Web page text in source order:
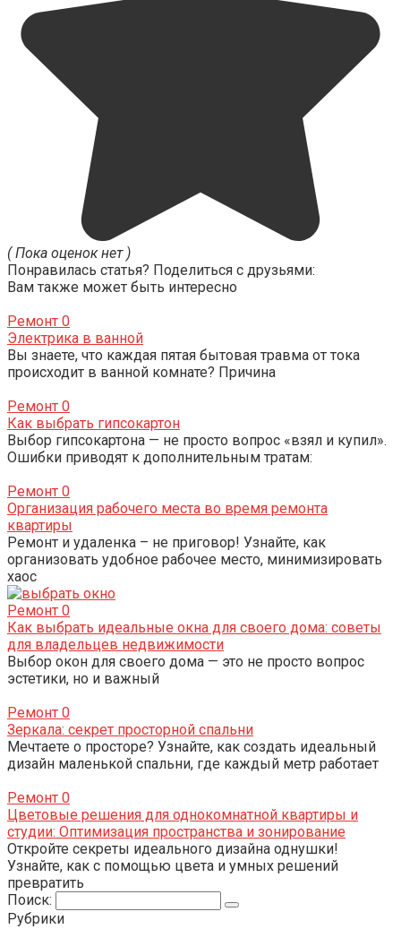
( Пока оценок нет )
Понравилась статья? Поделиться с друзьями:
Вам также может быть интересно
Ремонт 0
Электрика в ванной
Вы знаете, что каждая пятая бытовая травма от тока
происходит в ванной комнате? Причина
Ремонт 0
Как выбрать гипсокартон
Выбор гипсокартона — не просто вопрос «взял и купил».
Ошибки приводят к дополнительным тратам:
Ремонт 0
Организация рабочего места во время ремонта
квартиры
Ремонт и удаленка – не приговор! Узнайте, как
организовать удобное рабочее место, минимизировать
хаос
Ремонт 0
Как выбрать идеальные окна для своего дома: советы
для владельцев недвижимости
Выбор окон для своего дома — это не просто вопрос
эстетики, но и важный
Ремонт 0
Зеркала: секрет просторной спальни
Мечтаете о просторе? Узнайте, как создать идеальный
дизайн маленькой спальни, где каждый метр работает
Ремонт 0
Цветовые решения для однокомнатной квартиры и
студии: Оптимизация пространства и зонирование
Откройте секреты идеального дизайна однушки!
Узнайте, как с помощью цвета и умных решений
превратить
Поиск:
Рубрики